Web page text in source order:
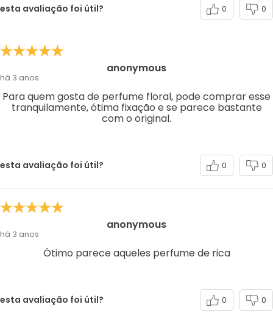
esta avaliação foi útil? 0 0
anonymous
há 3 anos
Para quem gosta de perfume floral, pode comprar esse
tranquilamente, ótima fixação e se parece bastante
com o original.
esta avaliação foi útil? 0 0
anonymous
há 3 anos
Ótimo parece aqueles perfume de rica
esta avaliação foi útil? 0 0